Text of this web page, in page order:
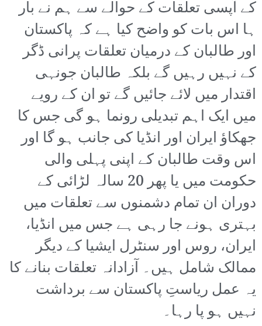
کے آپسی تعلقات کے حوالے سے ہم نے بار
ہا اس بات کو واضح کیا ہے کہ پاکستان
اور طالبان کے درمیان تعلقات پرانی ڈگر
کے نہیں رہیں گے بلکہ طالبان جونہی
اقتدار میں لائے جائیں گے تو ان کے رویے
میں ایک اہم تبدیلی رونما ہو گی جس کا
جھکاؤ ایران اور انڈیا کی جانب ہو گا اور
اس وقت طالبان کے اپنی پہلی والی
حکومت میں یا پھر 20 سالہ لڑائی کے
دوران ان تمام دشمنوں سے تعلقات میں
بہتری ہونے جا رہی ہے جس میں انڈیا،
ایران، روس اور سنٹرل ایشیا کے دیگر
ممالک شامل ہیں۔ آزادانہ تعلقات بنانے کا
یہ عمل ریاستِ پاکستان سے برداشت
نہیں ہو پا رہا۔